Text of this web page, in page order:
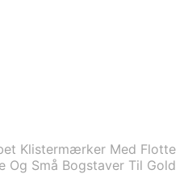
Klistermærker Med Flotte
Og Små Bogstaver Til Gold